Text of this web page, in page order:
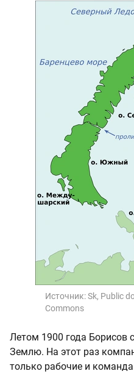
Источник:Sk, Public
Commons
Летом 1900 года Борисов
Землю. На этот раз
только рабочие и